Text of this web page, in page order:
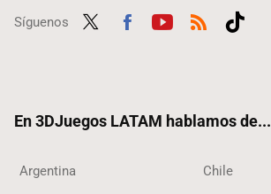
Síguenos
En 3DJuegos LATAM hablamos de...
Argentina Chile